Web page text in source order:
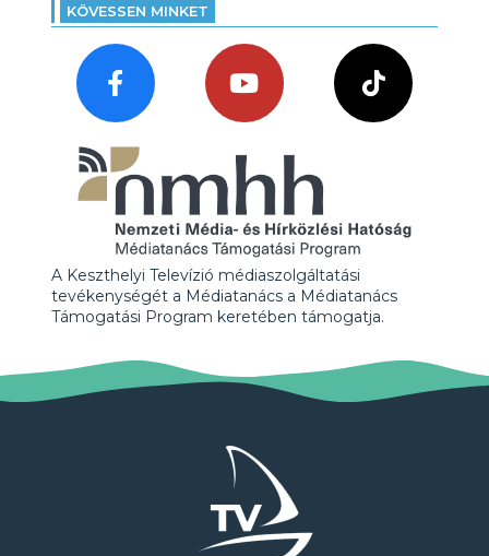
KÖVESSEN MINKET
A Keszthelyi Televízió médiaszolgáltatási
tevékenységét a Médiatanács a Médiatanács
Támogatási Program keretében támogatja.